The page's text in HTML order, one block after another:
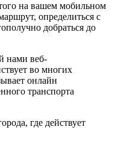
на вашем мобильном
определиться с
добраться до
нами веб-
во многих
онлайн
транспорта
где действует